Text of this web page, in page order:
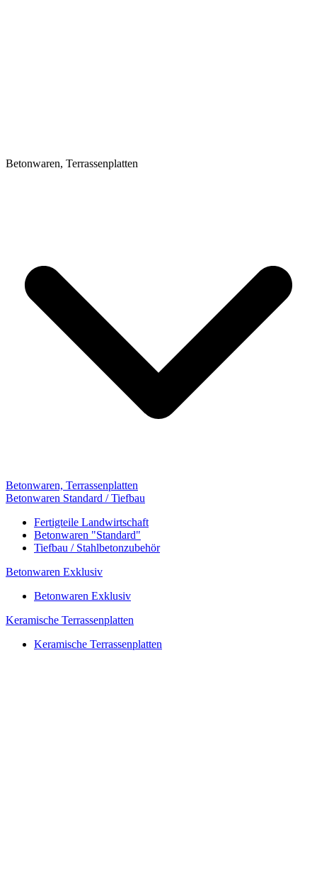
Betonwaren, Terrassenplatten
Betonwaren, Terrassenplatten
Betonwaren Standard / Tiefbau
Fertigteile Landwirtschaft
Betonwaren "Standard"
Tiefbau / Stahlbetonzubehör
Betonwaren Exklusiv
Betonwaren Exklusiv
Keramische Terrassenplatten
Keramische Terrassenplatten